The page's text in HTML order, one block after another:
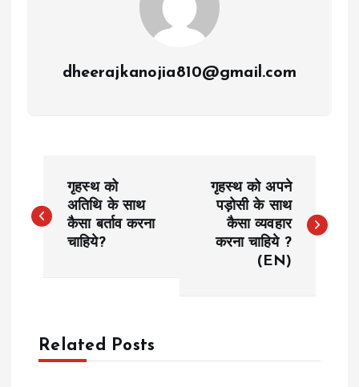
dheerajkanojia810@gmail.com
o
n
a
गृहस्थ को
अतिथि के साथ
कैसा बर्ताव करना
चाहिये?
गृहस्थ को अपने
पड़ोसी के साथ
कैसा व्यवहार
करना चाहिये ?
(EN)
Related Posts